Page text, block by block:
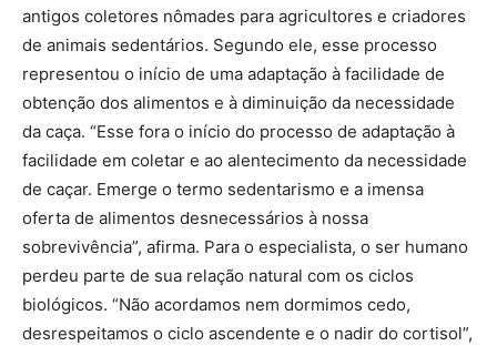
antigos coletores nômades para agricultores e criadores
de animais sedentários. Segundo ele, esse processo
representou o início de uma adaptação à facilidade de
obtenção dos alimentos e à diminuição da necessidade
da caça. “Esse fora o início do processo de adaptação à
facilidade em coletar e ao alentecimento da necessidade
de caçar. Emerge o termo sedentarismo e a imensa
oferta de alimentos desnecessários à nossa
sobrevivência”, afirma. Para o especialista, o ser humano
perdeu parte de sua relação natural com os ciclos
biológicos. “Não acordamos nem dormimos cedo,
desrespeitamos o ciclo ascendente e o nadir do cortisol”,